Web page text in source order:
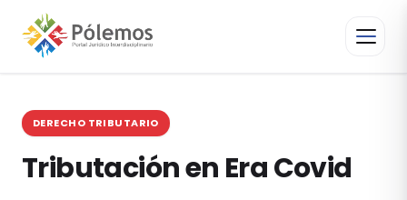
DERECHO TRIBUTARIO
Tributación en Era Covid